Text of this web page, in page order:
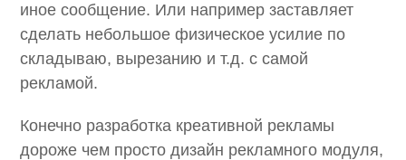
иное сообщение. Или например заставляет
сделать небольшое физическое усилие по
складываю, вырезанию и т.д. с самой
рекламой.
Конечно разработка креативной рекламы
дороже чем просто дизайн рекламного модуля,